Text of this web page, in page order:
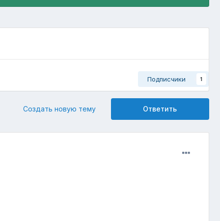
Подписчики 1
Ответить
Создать новую тему